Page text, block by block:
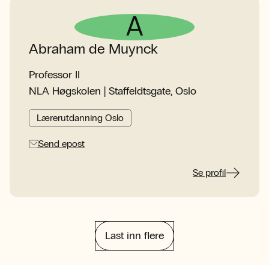
A
Abraham de Muynck
Professor II
NLA Høgskolen | Staffeldtsgate, Oslo
Lærerutdanning Oslo
Send epost
Se profil
Last inn flere